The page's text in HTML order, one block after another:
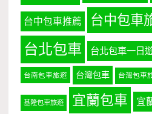
台中包車推薦 台中包車
台北包車 台北包車一日
台南包車旅遊 台灣包車 台灣包車
基隆包車旅遊 宜蘭包車 宜